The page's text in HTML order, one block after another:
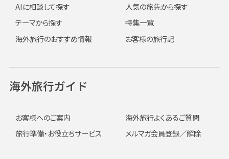
AIに相談して探す
人気の旅先から探す
テーマから探す
特集一覧
海外旅行のおすすめ情報
お客様の旅行記
海外旅行ガイド
お客様へのご案内
海外旅行よくあるご質問
旅行準備・お役立ちサービス
メルマガ会員登録／解除